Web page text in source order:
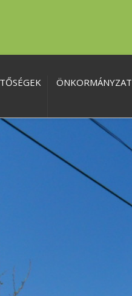
ÖNKORMÁNYZAT